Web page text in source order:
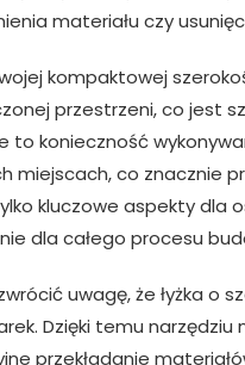
materiału czy
kompaktowej
przestrzeni, co jest
to konieczność
miejscach, co znacznie
kluczowe aspekty dla
dla całego procesu
uwagę, że łyżka o
Dzięki temu narzędziu
przekładanie